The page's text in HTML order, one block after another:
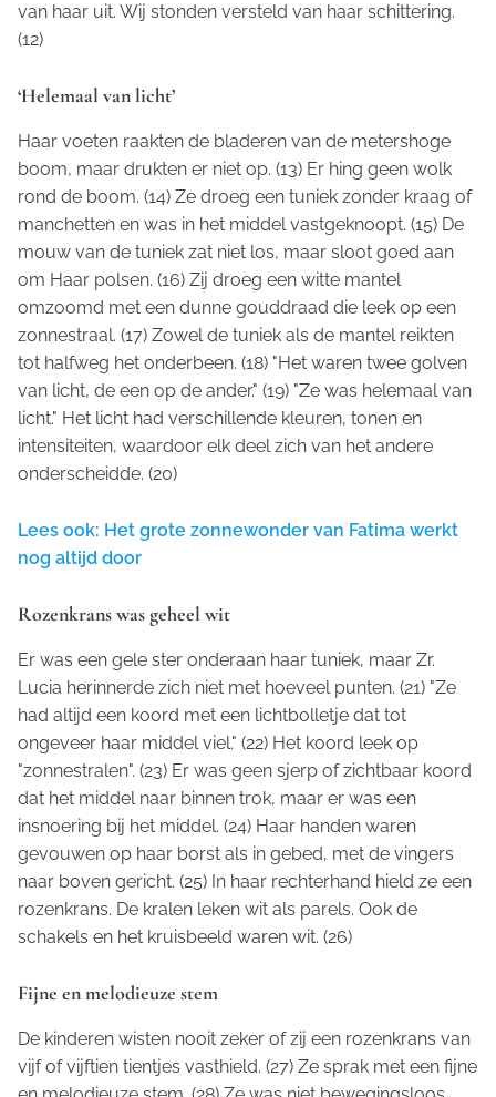
van haar uit. Wij stonden versteld van haar schittering.
(12)
‘Helemaal van licht’
Haar voeten raakten de bladeren van de metershoge
boom, maar drukten er niet op. (13) Er hing geen wolk
rond de boom. (14) Ze droeg een tuniek zonder kraag of
manchetten en was in het middel vastgeknoopt. (15) De
mouw van de tuniek zat niet los, maar sloot goed aan
om Haar polsen. (16) Zij droeg een witte mantel
omzoomd met een dunne gouddraad die leek op een
zonnestraal. (17) Zowel de tuniek als de mantel reikten
tot halfweg het onderbeen. (18) "Het waren twee golven
van licht, de een op de ander." (19) "Ze was helemaal van
licht." Het licht had verschillende kleuren, tonen en
intensiteiten, waardoor elk deel zich van het andere
onderscheidde. (20)
Lees ook: Het grote zonnewonder van Fatima werkt
nog altijd door
Rozenkrans was geheel wit
Er was een gele ster onderaan haar tuniek, maar Zr.
Lucia herinnerde zich niet met hoeveel punten. (21) "Ze
had altijd een koord met een lichtbolletje dat tot
ongeveer haar middel viel." (22) Het koord leek op
"zonnestralen". (23) Er was geen sjerp of zichtbaar koord
dat het middel naar binnen trok, maar er was een
insnoering bij het middel. (24) Haar handen waren
gevouwen op haar borst als in gebed, met de vingers
naar boven gericht. (25) In haar rechterhand hield ze een
rozenkrans. De kralen leken wit als parels. Ook de
schakels en het kruisbeeld waren wit. (26)
Fijne en melodieuze stem
De kinderen wisten nooit zeker of zij een rozenkrans van
vijf of vijftien tientjes vasthield. (27) Ze sprak met een fijne